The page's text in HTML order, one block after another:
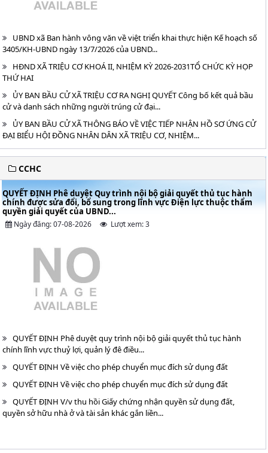
UBND xã Ban hành vông văn về việt triển khai thực hiện Kế hoạch số
3405/KH-UBND ngày 13/7/2026 của UBND...
HĐND XÃ TRIỆU CƠ KHOÁ II, NHIỆM KỲ 2026-2031TỔ CHỨC KỲ HỌP
THỨ HAI
ỦY BAN BẦU CỬ XÃ TRIỆU CƠ RA NGHỊ QUYẾT Công bố kết quả bầu
cử và danh sách những người trúng cử đại...
ỦY BAN BẦU CỬ XÃ THÔNG BÁO VỀ VIỆC TIẾP NHẬN HỒ SƠ ỨNG CỬ
ĐẠI BIỂU HỘI ĐỒNG NHÂN DÂN XÃ TRIỆU CƠ, NHIỆM...
CCHC
QUYẾT ĐỊNH Phê duyệt Quy trình nội bộ giải quyết thủ tục hành
chính được sửa đổi, bổ sung trong lĩnh vực Điện lực thuộc thẩm
quyền giải quyết của UBND...
Ngày đăng: 07-08-2026 Lượt xem: 3
QUYẾT ĐỊNH Phê duyệt quy trình nội bộ giải quyết thủ tục hành
chính lĩnh vực thuỷ lợi, quản lý đê điều...
QUYẾT ĐỊNH Về việc cho phép chuyển mục đích sử dụng đất
QUYẾT ĐỊNH Về việc cho phép chuyển mục đích sử dụng đất
QUYẾT ĐỊNH V/v thu hồi Giấy chứng nhận quyền sử dụng đất,
quyền sở hữu nhà ở và tài sản khác gắn liền...